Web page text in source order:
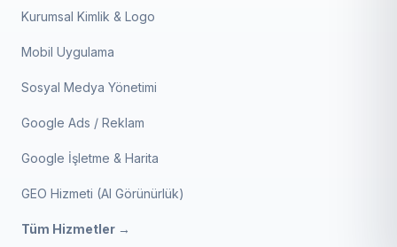
Kurumsal Kimlik & Logo
Mobil Uygulama
Sosyal Medya Yönetimi
Google Ads / Reklam
Google İşletme & Harita
GEO Hizmeti (AI Görünürlük)
Tüm Hizmetler →